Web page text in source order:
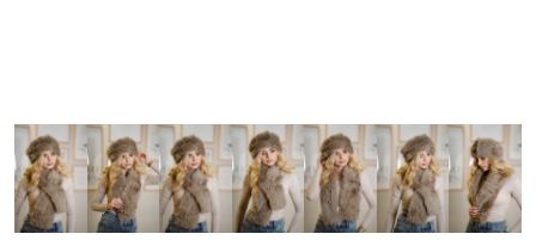
OBSERWUJ
MANTELLE
Zamknij
MANTELLE